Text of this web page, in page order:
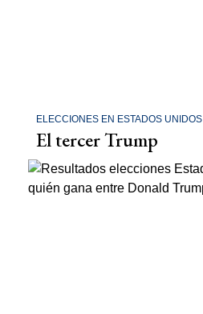
ELECCIONES EN ESTADOS UNIDOS
El tercer Trump